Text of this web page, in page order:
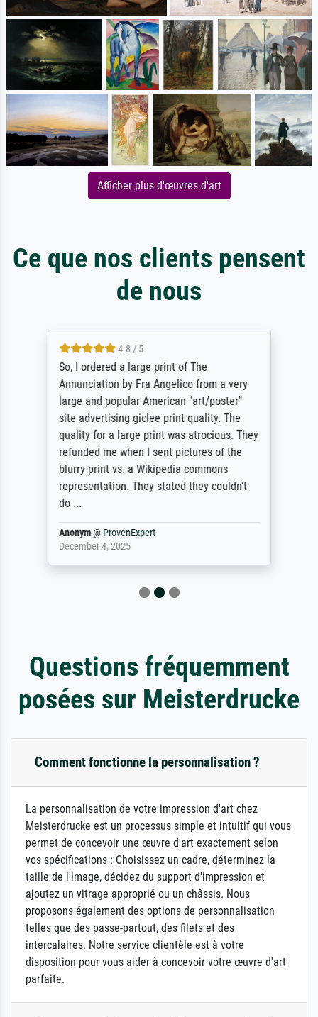
Afficher plus d'œuvres d'art
Ce que nos clients pensent
de nous
4.8 / 5
So, I ordered a large print of The
Annunciation by Fra Angelico from a very
large and popular American "art/poster"
site advertising giclee print quality. The
quality for a large print was atrocious. They
refunded me when I sent pictures of the
blurry print vs. a Wikipedia commons
representation. They stated they couldn't
do ...
Anonym@ ProvenExpert
December 4, 2025
Questions fréquemment
posées sur Meisterdrucke
Comment fonctionne la personnalisation ?
La personnalisation de votre impression d'art chez
Meisterdrucke est un processus simple et intuitif qui vous
permet de concevoir une œuvre d'art exactement selon
vos spécifications : Choisissez un cadre, déterminez la
taille de l'image, décidez du support d'impression et
ajoutez un vitrage approprié ou un châssis. Nous
proposons également des options de personnalisation
telles que des passe-partout, des filets et des
intercalaires. Notre service clientèle est à votre
disposition pour vous aider à concevoir votre œuvre d'art
parfaite.